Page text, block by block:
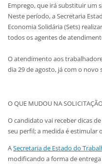
Emprego, que irá substituir um
Neste período, a Secretaria
Economia Solidária (Sets)
todos os agentes de
O atendimento aos
dia 29 de agosto, já com o novo
O QUE MUDOU NA
O candidato vai receber dicas
seu perfil; a medida é estimular
ASecretaria de Estado do
modificando a forma de